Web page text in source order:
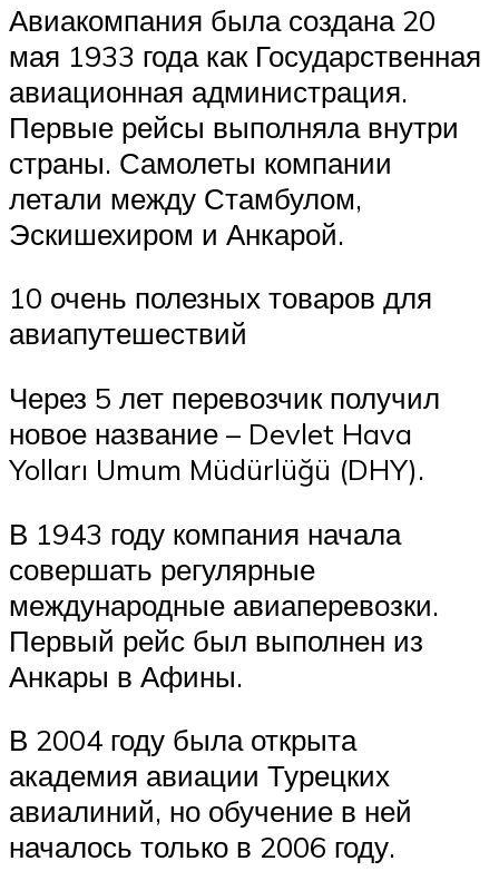
Авиакомпания была создана 20
мая 1933 года как Государственная
авиационная администрация.
Первые рейсы выполняла внутри
страны. Самолеты компании
летали между Стамбулом,
Эскишехиром и Анкарой.
10 очень полезных товаров для
авиапутешествий
Через 5 лет перевозчик получил
новое название – Devlet Hava
Yolları Umum Müdürlüğü (DHY).
В 1943 году компания начала
совершать регулярные
международные авиаперевозки.
Первый рейс был выполнен из
Анкары в Афины.
В 2004 году была открыта
академия авиации Турецких
авиалиний, но обучение в ней
началось только в 2006 году.